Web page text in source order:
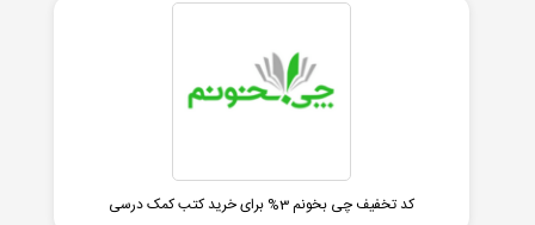
کد تخفیف چی بخونم 3% برای خرید کتب کمک درسی